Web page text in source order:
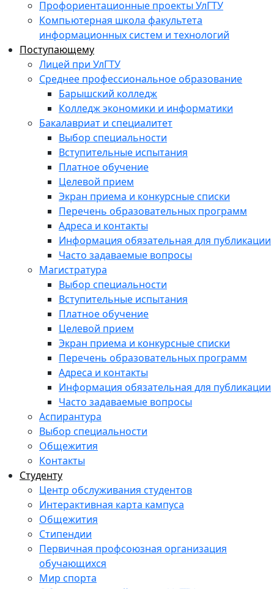
Профориентационные проекты УлГТУ
Компьютерная школа факультета
информационных систем и технологий
Поступающему
Лицей при УлГТУ
Среднее профессиональное образование
Барышский колледж
Колледж экономики и информатики
Бакалавриат и специалитет
Выбор специальности
Вступительные испытания
Платное обучение
Целевой прием
Экран приема и конкурсные списки
Перечень образовательных программ
Адреса и контакты
Информация обязательная для публикации
Часто задаваемые вопросы
Магистратура
Выбор специальности
Вступительные испытания
Платное обучение
Целевой прием
Экран приема и конкурсные списки
Перечень образовательных программ
Адреса и контакты
Информация обязательная для публикации
Часто задаваемые вопросы
Аспирантура
Выбор специальности
Общежития
Контакты
Студенту
Центр обслуживания студентов
Интерактивная карта кампуса
Общежития
Стипендии
Первичная профсоюзная организация
обучающихся
Мир спорта